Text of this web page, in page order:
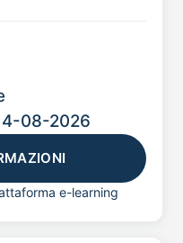
08-2026
e-learning